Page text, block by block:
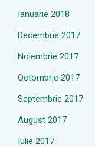
Ianuarie 2018
Decembrie 2017
Noiembrie 2017
Octombrie 2017
Septembrie 2017
August 2017
Iulie 2017